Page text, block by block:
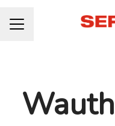
CARRIÈREMENU